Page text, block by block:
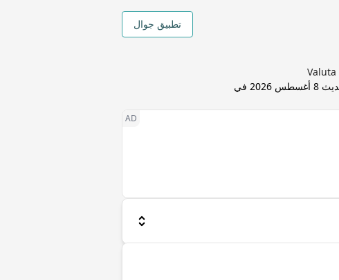
تطبيق جوال
8 أغسطس 2026 في